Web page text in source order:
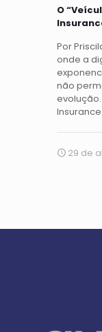
O
Por
onde a
não
Insurance
29 de